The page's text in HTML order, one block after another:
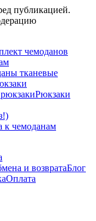
публикацией.
чемоданов
тканевые
Рюкзаки
к чемоданам
и возвратаБлог
Оплата